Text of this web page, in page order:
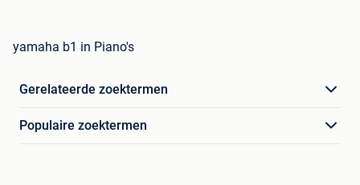
yamaha b1 in Piano's
Gerelateerde zoektermen
Populaire zoektermen